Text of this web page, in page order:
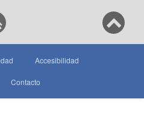
Accesibilidad
Contacto